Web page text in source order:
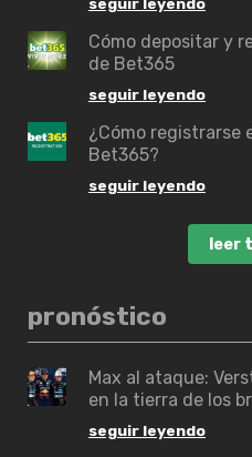
seguir leyendo
Cómo depositar y
de Bet365
seguir leyendo
¿Cómo registrarse
Bet365?
seguir leyendo
leer
pronóstico
Max al ataque:
en la tierra de los
seguir leyendo